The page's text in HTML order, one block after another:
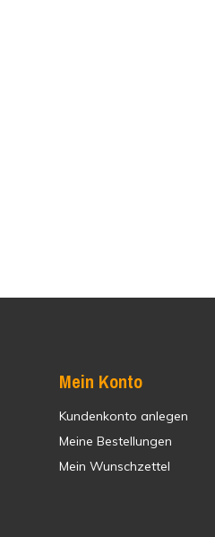
Mein Konto
Kundenkonto anlegen
Meine Bestellungen
Mein Wunschzettel